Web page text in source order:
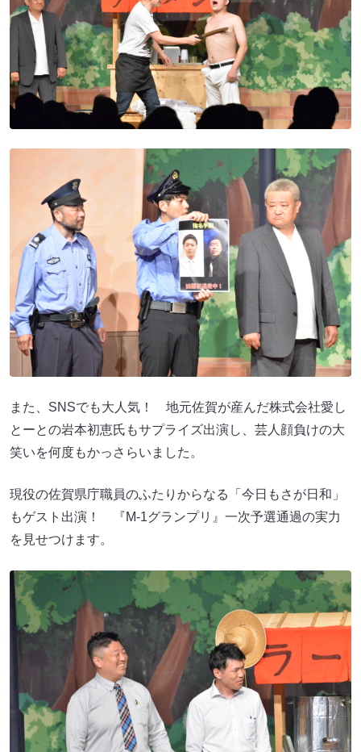
また、SNSでも大人気！ 地元佐賀が産んだ株式会社愛し
とーとの岩本初恵氏もサプライズ出演し、芸人顔負けの大
笑いを何度もかっさらいました。
現役の佐賀県庁職員のふたりからなる「今日もさが日和」
もゲスト出演！ 『M-1グランプリ』一次予選通過の実力
を見せつけます。